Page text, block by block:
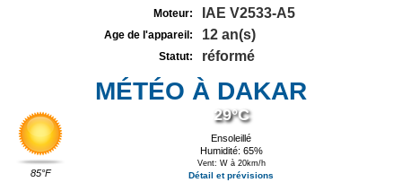
Moteur: IAE V2533-A5
Age de l'appareil: 12 an(s)
Statut: réformé
MÉTÉO À DAKAR
85°F
29°C
Ensoleillé
Humidité: 65%
Vent: W à 20km/h
Détail et prévisions